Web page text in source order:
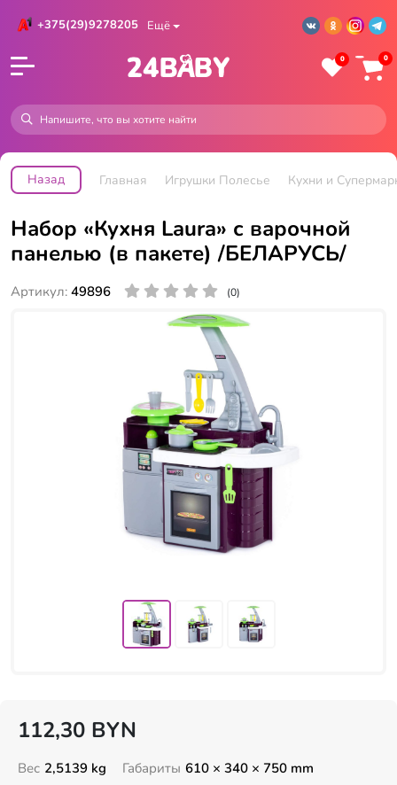
+375(29)9278205 Ещё
0 0
Назад Главная Игрушки Полесье Кухни и
Набор «Кухня Laura» с варочной
панелью (в пакете) /БЕЛАРУСЬ/
Артикул: 49896 (0)
112,30 BYN
Вес 2,5139 kg Габариты 610 × 340 × 750 mm